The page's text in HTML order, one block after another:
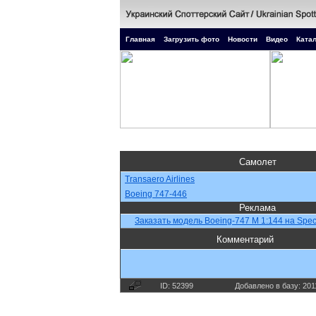
Главная Загрузить фото Новости Видео
Самолет
Transaero Airlines
Boeing 747-446
Реклама
Заказать модель Boeing-747 М 1:144 на
Комментарий
ID: 52399 Добавлено в базу: